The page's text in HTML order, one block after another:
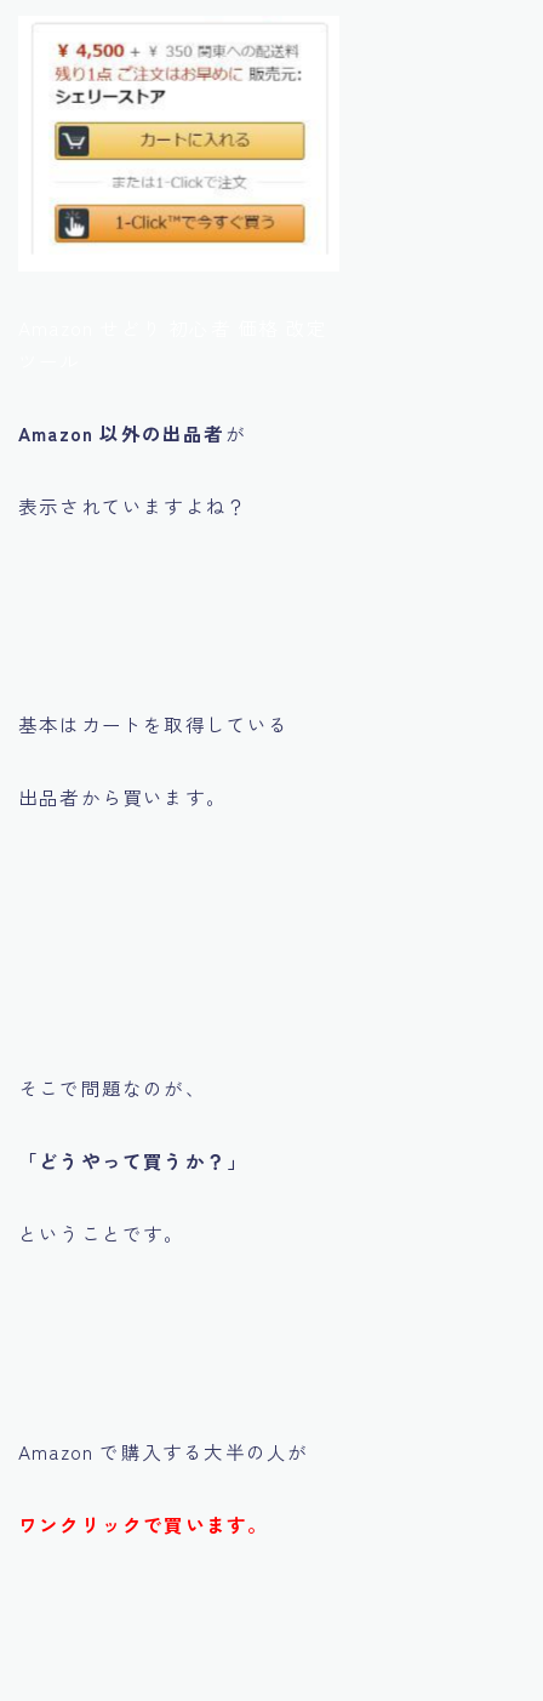
Amazon 以外の出品者が
表示されていますよね？
基本はカートを取得している
出品者から買います。
そこで問題なのが、
「どうやって買うか？」
ということです。
Amazon で購入する大半の人が
ワンクリックで買います。